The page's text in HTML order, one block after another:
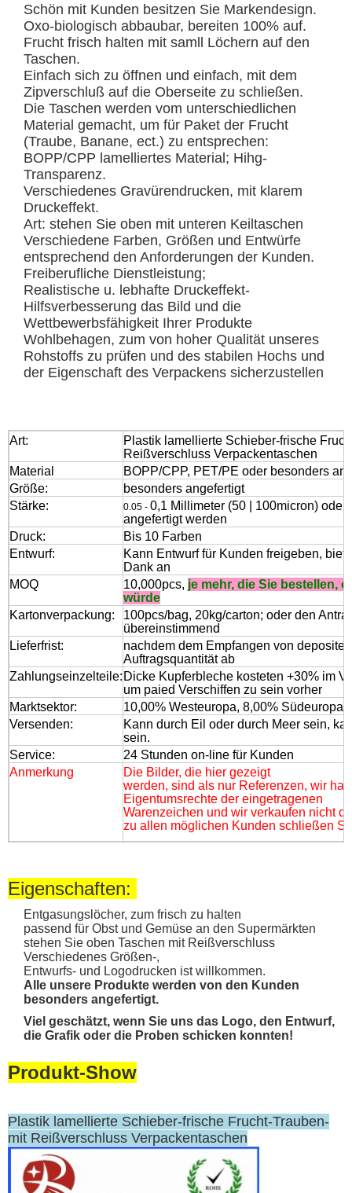
Schön mit Kunden besitzen Sie Markendesign.
Oxo-biologisch abbaubar, bereiten 100% auf.
Frucht frisch halten mit samll Löchern auf den
Taschen.
Einfach sich zu öffnen und einfach, mit dem
Zipverschluß auf die Oberseite zu schließen.
Die Taschen werden vom unterschiedlichen
Material gemacht, um für Paket der Frucht
(Traube, Banane, ect.) zu entsprechen:
BOPP/CPP lamelliertes Material; Hihg-
Transparenz.
Verschiedenes Gravürendrucken, mit klarem
Druckeffekt.
Art: stehen Sie oben mit unteren Keiltaschen
Verschiedene Farben, Größen und Entwürfe
entsprechend den Anforderungen der Kunden.
Freiberufliche Dienstleistung;
Realistische u. lebhafte Druckeffekt-
Hilfsverbesserung das Bild und die
Wettbewerbsfähigkeit Ihrer Produkte
Wohlbehagen, zum von hoher Qualität unseres
Rohstoffs zu prüfen und des stabilen Hochs und
der Eigenschaft des Verpackens sicherzustellen
Art:
Plastik lamellierte Schieber-frische
Reißverschluss Verpackentaschen
Material
BOPP/CPP, PET/PE oder besonders
Größe:
besonders angefertigt
Stärke:
0.05 - 0,1 Millimeter (50 | 100micron) oder
angefertigt werden
Druck:
Bis 10 Farben
Entwurf:
Kann Entwurf für Kunden freigeben,
Dank an
MOQ
10,000pcs, je mehr, die Sie bestellen,
würde
Kartonverpackung:
100pcs/bag, 20kg/carton; oder den
übereinstimmend
Lieferfrist:
nachdem dem Empfangen von deposite
Auftragsquantität ab
Zahlungseinzelteile: Dicke Kupferbleche kosteten +30% im
um paied Verschiffen zu sein vorher
Marktsektor:
10,00% Westeuropa, 8,00% Südeuropa,
Versenden:
Kann durch Eil oder durch Meer sein,
sein.
Service:
24 Stunden on-line für Kunden
Anmerkung
Die Bilder, die hier gezeigt
werden, sind als nur Referenzen, wir
Eigentumsrechte der eingetragenen
Warenzeichen und wir verkaufen nicht
zu allen möglichen Kunden schließen
Eigenschaften:
Entgasungslöcher, zum frisch zu halten
passend für Obst und Gemüse an den Supermärkten
stehen Sie oben Taschen mit Reißverschluss
Verschiedenes Größen-,
Entwurfs- und Logodrucken ist willkommen.
Alle unsere Produkte werden von den Kunden
besonders angefertigt.
Viel geschätzt, wenn Sie uns das Logo, den Entwurf,
die Grafik oder die Proben schicken konnten!
Produkt-Show
Plastik lamellierte Schieber-frische Frucht-Trauben-
mit Reißverschluss Verpackentaschen